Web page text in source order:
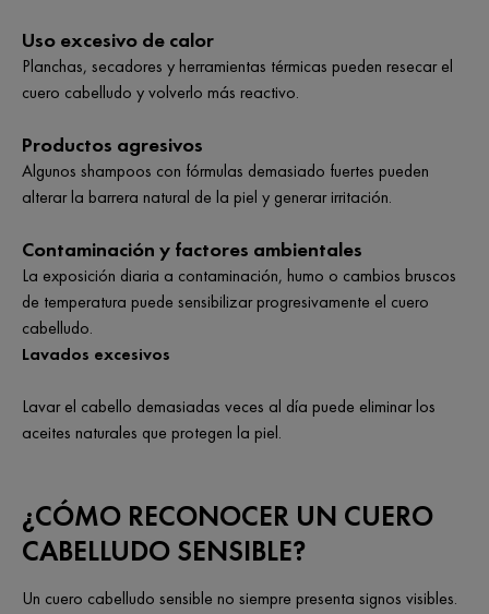
Uso excesivo de calor
Planchas, secadores y herramientas térmicas pueden resecar el
cuero cabelludo y volverlo más reactivo.
Productos agresivos
Algunos shampoos con fórmulas demasiado fuertes pueden
alterar la barrera natural de la piel y generar irritación.
Contaminación y factores ambientales
La exposición diaria a contaminación, humo o cambios bruscos
de temperatura puede sensibilizar progresivamente el cuero
cabelludo.
Lavados excesivos
Lavar el cabello demasiadas veces al día puede eliminar los
aceites naturales que protegen la piel.
¿CÓMO RECONOCER UN CUERO
CABELLUDO SENSIBLE?
Un cuero cabelludo sensible no siempre presenta signos visibles.